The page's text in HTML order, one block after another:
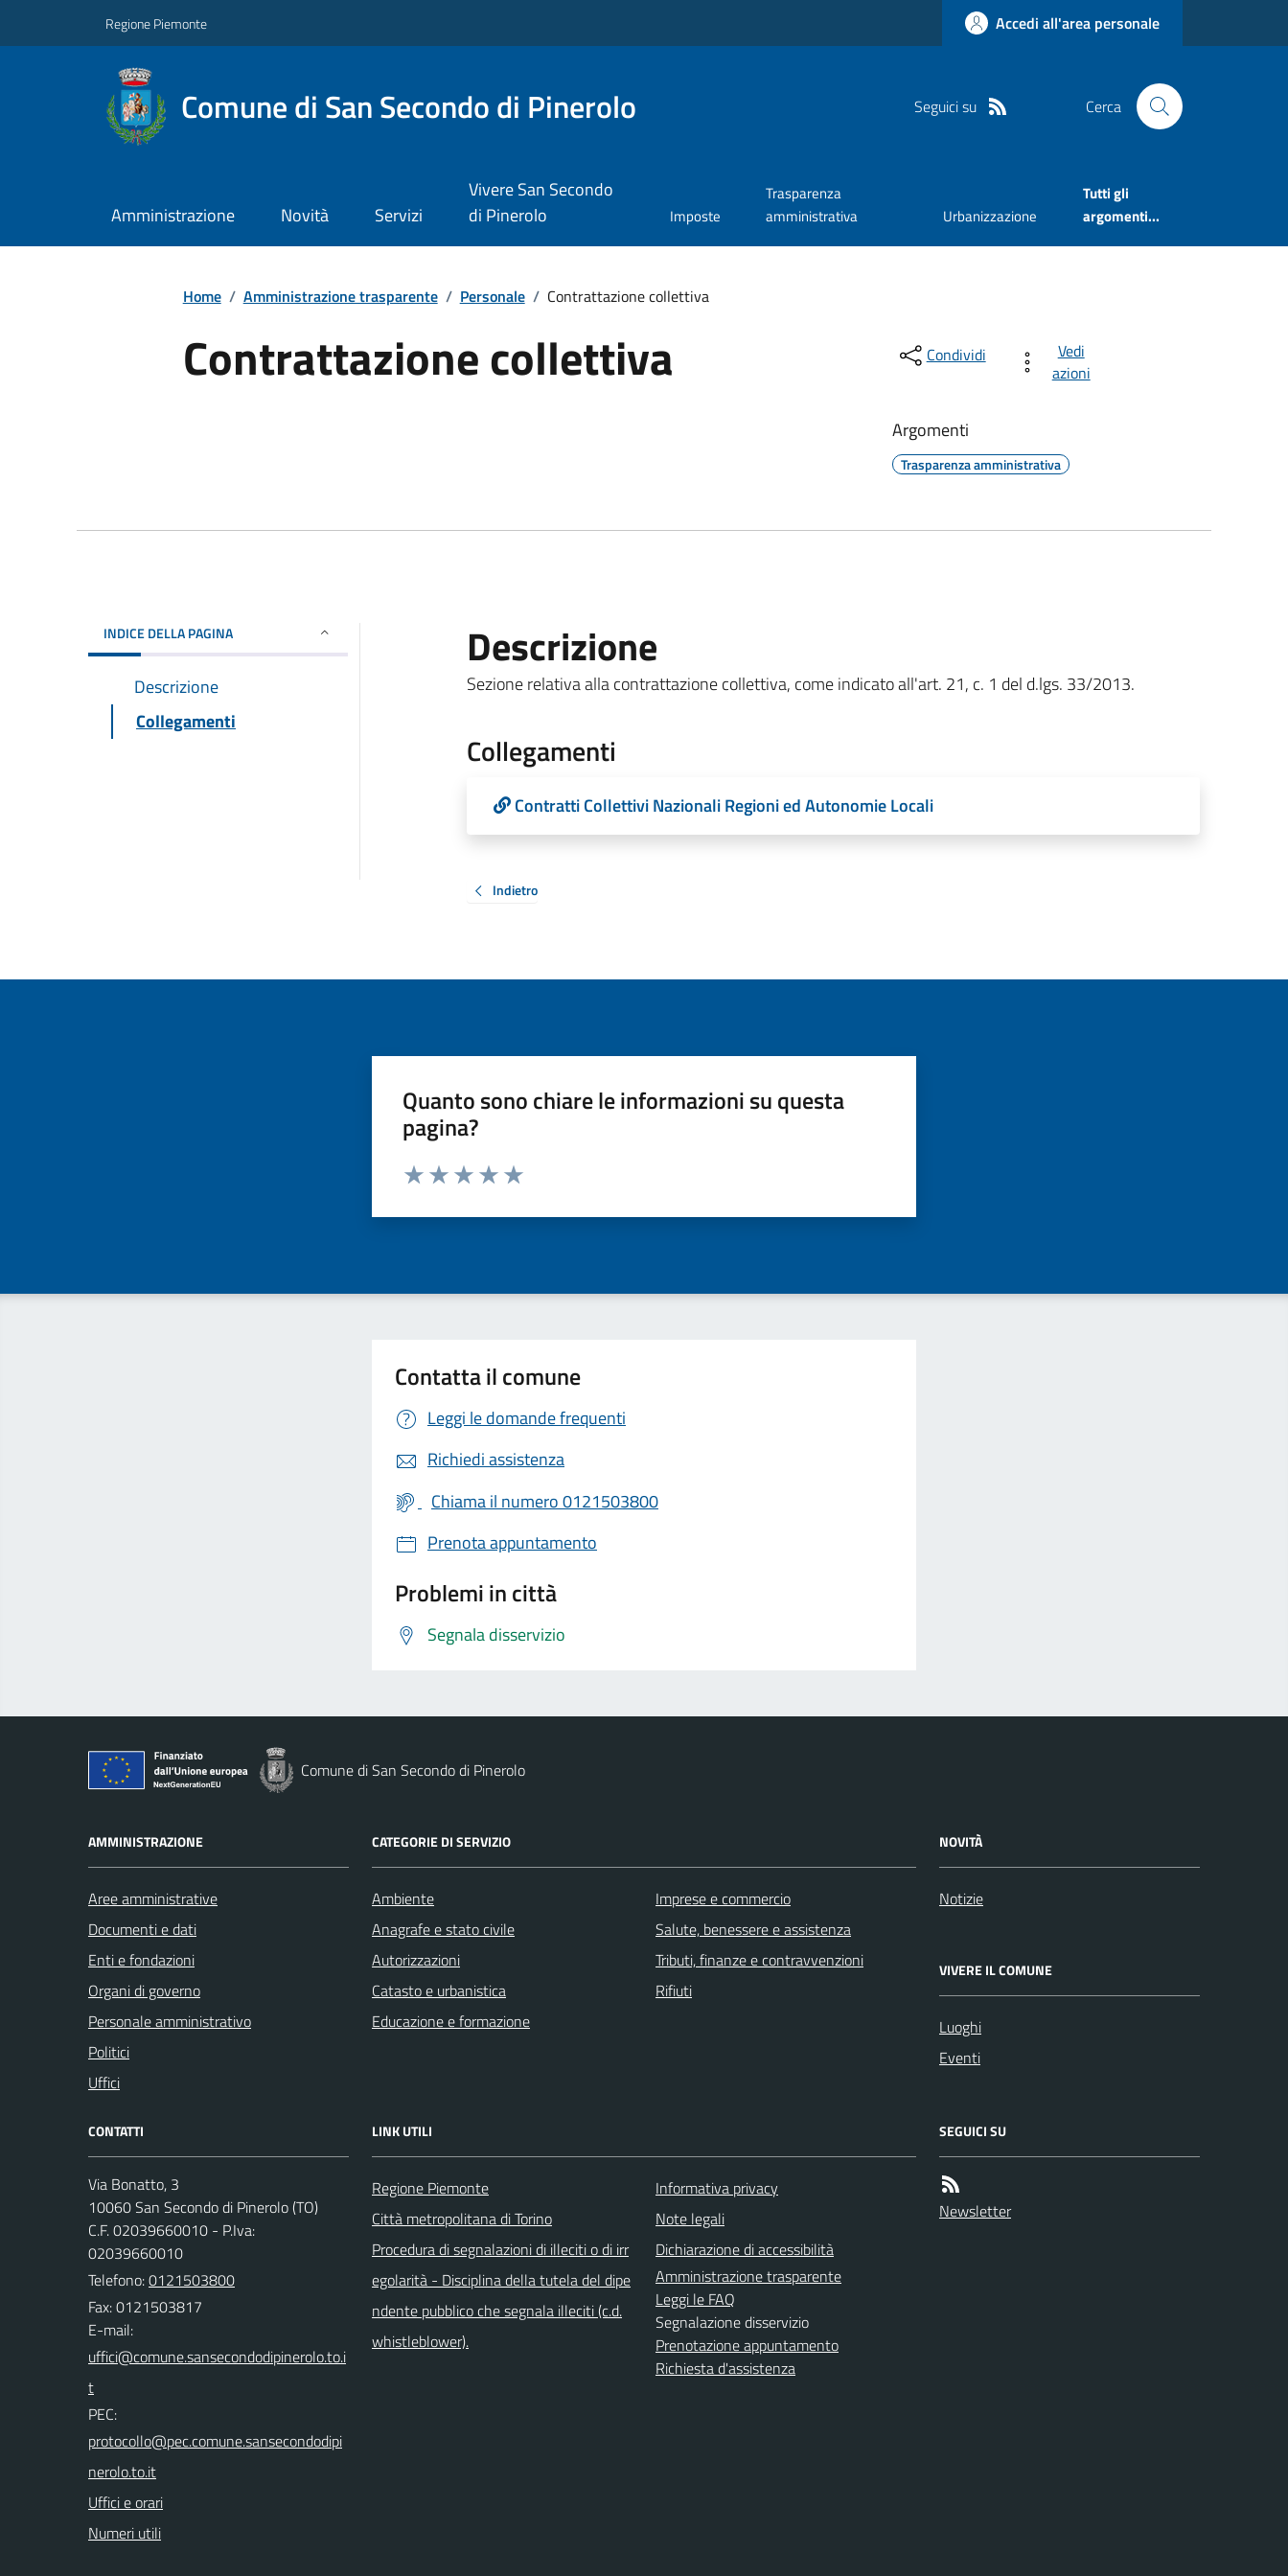
Regione Piemonte Accedi all'area personale
Comune di San Secondo di Pinerolo Seguici su Cerca
Amministrazione Novità Servizi
Vivere San Secondo
di Pinerolo
Imposte
Trasparenza
amministrativa
Urbanizzazione
Tutti gli
argomenti...
Home / Amministrazione trasparente / Personale / Contrattazione collettiva
Contrattazione collettiva Condividi
Vedi
azioni
Argomenti
Trasparenza amministrativa
INDICE DELLA PAGINA
Descrizione
Collegamenti
Descrizione
Sezione relativa alla contrattazione collettiva, come indicato all'art. 21, c. 1 del d.lgs. 33/2013.
Collegamenti
Contratti Collettivi Nazionali Regioni ed Autonomie Locali
Indietro
Quanto sono chiare le informazioni su questa
pagina?
Valuta da 1 a 5 stelle la pagina
Contatta il comune
Leggi le domande frequenti
Richiedi assistenza
Chiama il numero 0121503800
Prenota appuntamento
Problemi in città
Segnala disservizio
Comune di San Secondo di Pinerolo
AMMINISTRAZIONE
Aree amministrative
Documenti e dati
Enti e fondazioni
Organi di governo
Personale amministrativo
Politici
Uffici
CATEGORIE DI SERVIZIO
Ambiente
Anagrafe e stato civile
Autorizzazioni
Catasto e urbanistica
Educazione e formazione
Imprese e commercio
Salute, benessere e assistenza
Tributi, finanze e contravvenzioni
Rifiuti
NOVITÀ
Notizie
VIVERE IL COMUNE
Luoghi
Eventi
CONTATTI
Via Bonatto, 3
10060 San Secondo di Pinerolo (TO)
C.F. 02039660010 - P.Iva:
02039660010
Telefono:0121503800
Fax: 0121503817
E-mail:
PEC:
Uffici e orari
Numeri utili
LINK UTILI
Regione Piemonte
Città metropolitana di Torino
Procedura di segnalazioni di illeciti o di irr
egolarità - Disciplina della tutela del dipe
ndente pubblico che segnala illeciti (c.d.
whistleblower).
Informativa privacy
Note legali
Dichiarazione di accessibilità
Amministrazione trasparente
Leggi le FAQ
Segnalazione disservizio
Prenotazione appuntamento
Richiesta d'assistenza
SEGUICI SU
Newsletter